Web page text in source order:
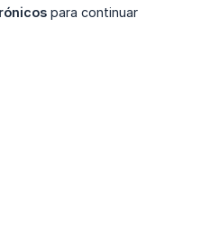
para continuar